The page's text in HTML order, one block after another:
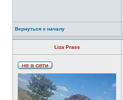
Вернуться к началу
Liza Prass